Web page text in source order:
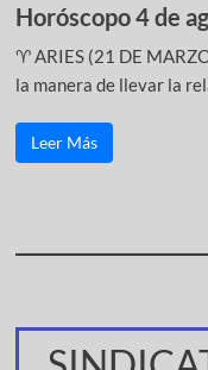
Horóscopo 4 de
♈ ARIES (21 DE
la manera de llevar la
Leer Más